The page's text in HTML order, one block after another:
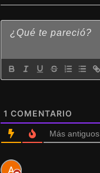
1 COMENTARIO
Más antiguos